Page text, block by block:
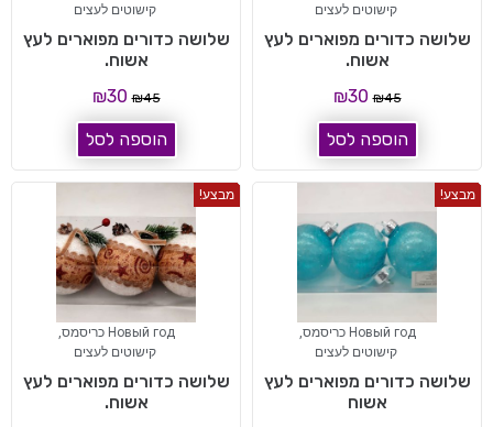
קישוטים לעצים
שלושה כדורים מפוארים לעץ
אשוח.
₪45
₪30
הוספה לסל
קישוטים לעצים
שלושה כדורים מפוארים לעץ
אשוח.
₪45
₪30
הוספה לסל
מבצע!
Новый год כריסמס
,
קישוטים לעצים
שלושה כדורים מפוארים לעץ
אשוח
מבצע!
Новый год כריסמס
,
קישוטים לעצים
שלושה כדורים מפוארים לעץ
אשוח.